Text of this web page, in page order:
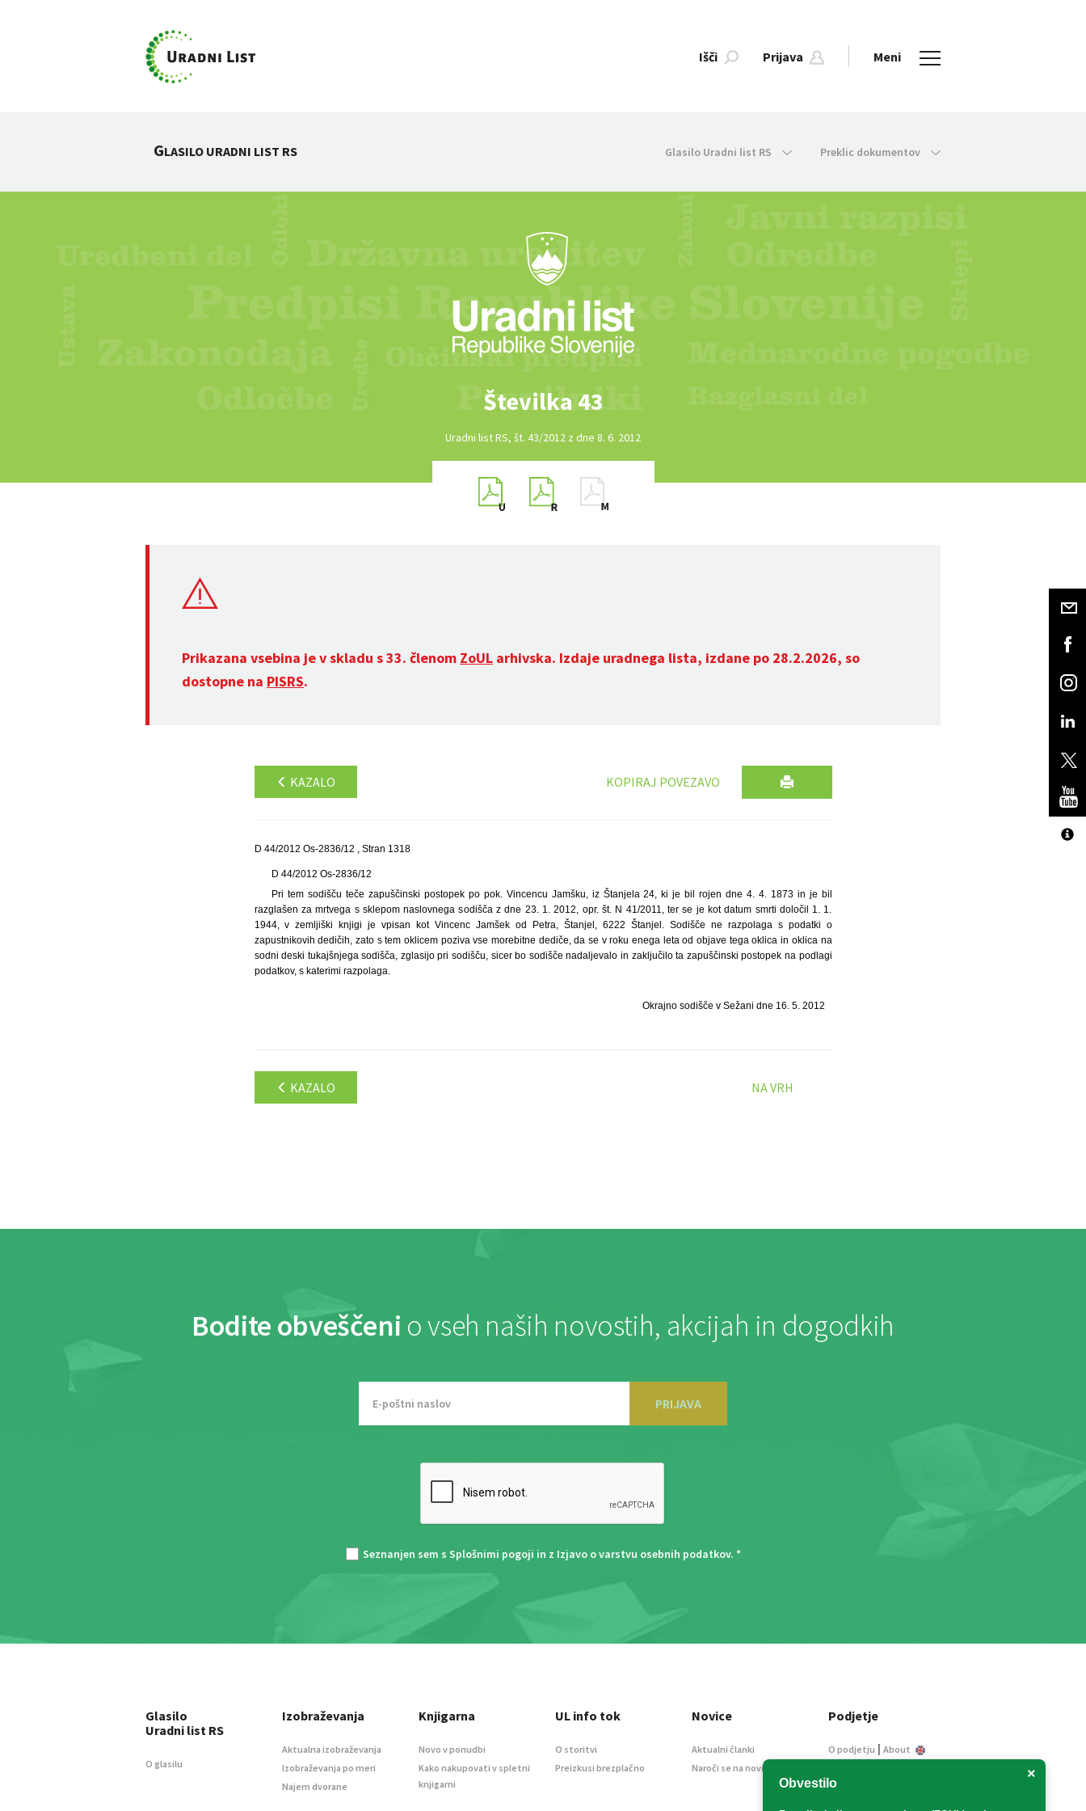
Išči Prijava Meni
GLASILO URADNI LIST RS Glasilo Uradni list RS Preklic dokumentov
Številka 43
Uradni list RS, št. 43/2012 z dne 8. 6. 2012
Prikazana vsebina je v skladu s 33. členom ZoUL arhivska. Izdaje uradnega lista, izdane po 28.2.2026, so
dostopne na PISRS.
KAZALO KOPIRAJ POVEZAVO
D 44/2012 Os-2836/12 , Stran 1318
D 44/2012 Os-2836/12
Pri tem sodišču teče zapuščinski postopek po pok. Vincencu Jamšku, iz Štanjela 24, ki je bil rojen dne 4. 4. 1873 in je bil
razglašen za mrtvega s sklepom naslovnega sodišča z dne 23. 1. 2012, opr. št. N 41/2011, ter se je kot datum smrti določil 1. 1.
1944, v zemljiški knjigi je vpisan kot Vincenc Jamšek od Petra, Štanjel, 6222 Štanjel. Sodišče ne razpolaga s podatki o
zapustnikovih dedičih, zato s tem oklicem poziva vse morebitne dediče, da se v roku enega leta od objave tega oklica in oklica na
sodni deski tukajšnjega sodišča, zglasijo pri sodišču, sicer bo sodišče nadaljevalo in zaključilo ta zapuščinski postopek na podlagi
podatkov, s katerimi razpolaga.
Okrajno sodišče v Sežani dne 16. 5. 2012
KAZALO NA VRH
Bodite obveščeni o vseh naših novostih, akcijah in dogodkih
PRIJAVA
Seznanjen sem s Splošnimi pogoji in z Izjavo o varstvu osebnih podatkov. *
×
Obvestilo
Glasilo
Uradni list RS
O glasilu
Izobraževanja
Aktualna izobraževanja
Izobraževanja po meri
Najem dvorane
Knjigarna
Novo v ponudbi
Kako nakupovati v spletni
knjigarni
UL info tok
O storitvi
Preizkusi brezplačno
Novice
Aktualni članki
Naroči se na novice
Podjetje
O podjetju | About
Informacije javnega